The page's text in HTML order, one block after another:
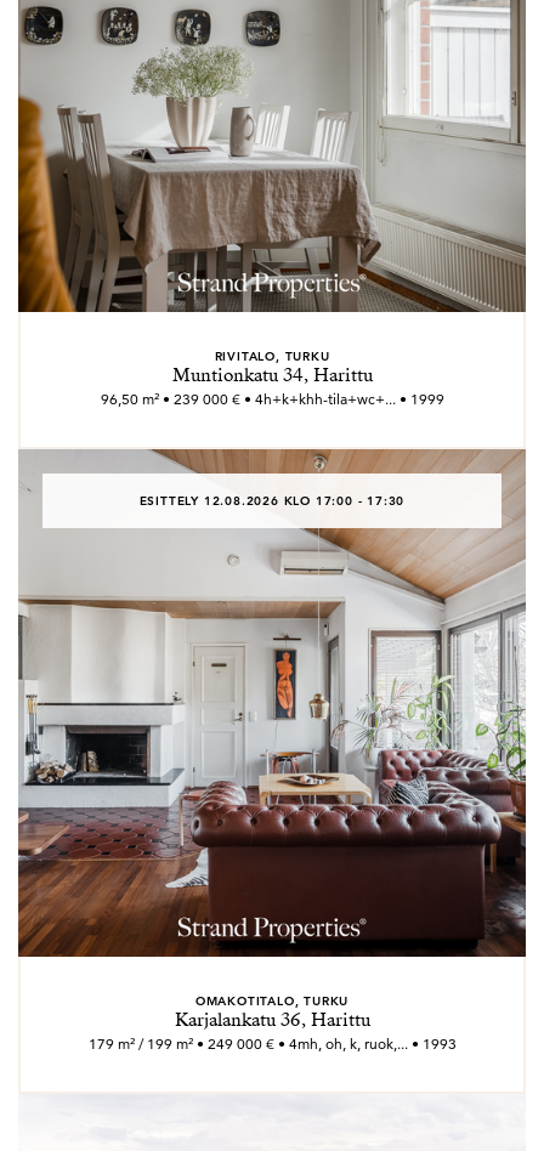
RIVITALO, TURKU
Muntionkatu 34, Harittu
96,50 m² • 239 000 € • 4h+k+khh-tila+wc+... • 1999
OMAKOTITALO, TURKU
Karjalankatu 36, Harittu
179 m² / 199 m² • 249 000 € • 4mh, oh, k, ruok,... • 1993
ESITTELY 12.08.2026 KLO 17:00 - 17:30